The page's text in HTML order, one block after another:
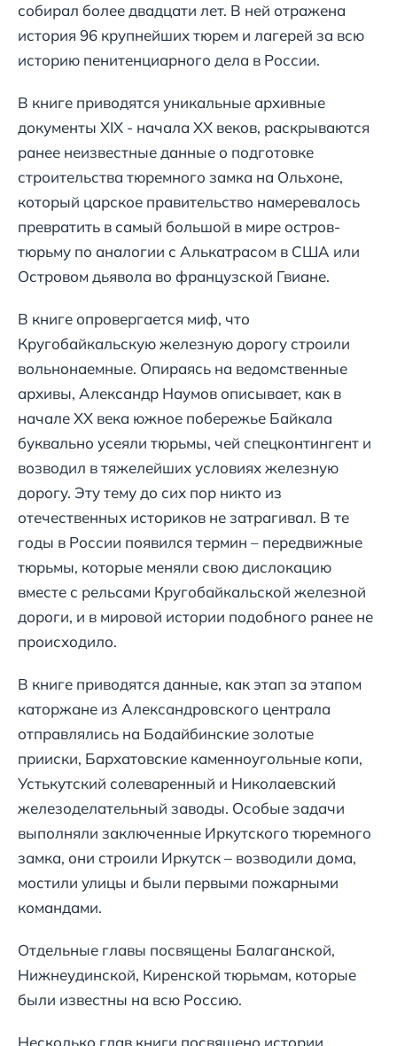
собирал более двадцати лет. В ней отражена
история 96 крупнейших тюрем и лагерей за всю
историю пенитенциарного дела в России.
В книге приводятся уникальные архивные
документы XIX - начала ХХ веков, раскрываются
ранее неизвестные данные о подготовке
строительства тюремного замка на Ольхоне,
который царское правительство намеревалось
превратить в самый большой в мире остров-
тюрьму по аналогии с Алькатрасом в США или
Островом дьявола во французской Гвиане.
В книге опровергается миф, что
Кругобайкальскую железную дорогу строили
вольнонаемные. Опираясь на ведомственные
архивы, Александр Наумов описывает, как в
начале ХХ века южное побережье Байкала
буквально усеяли тюрьмы, чей спецконтингент и
возводил в тяжелейших условиях железную
дорогу. Эту тему до сих пор никто из
отечественных историков не затрагивал. В те
годы в России появился термин – передвижные
тюрьмы, которые меняли свою дислокацию
вместе с рельсами Кругобайкальской железной
дороги, и в мировой истории подобного ранее не
происходило.
В книге приводятся данные, как этап за этапом
каторжане из Александровского централа
отправлялись на Бодайбинские золотые
прииски, Бархатовские каменноугольные копи,
Устькутский солеваренный и Николаевский
железоделательный заводы. Особые задачи
выполняли заключенные Иркутского тюремного
замка, они строили Иркутск – возводили дома,
мостили улицы и были первыми пожарными
командами.
Отдельные главы посвящены Балаганской,
Нижнеудинской, Киренской тюрьмам, которые
были известны на всю Россию.
Несколько глав книги посвящено истории